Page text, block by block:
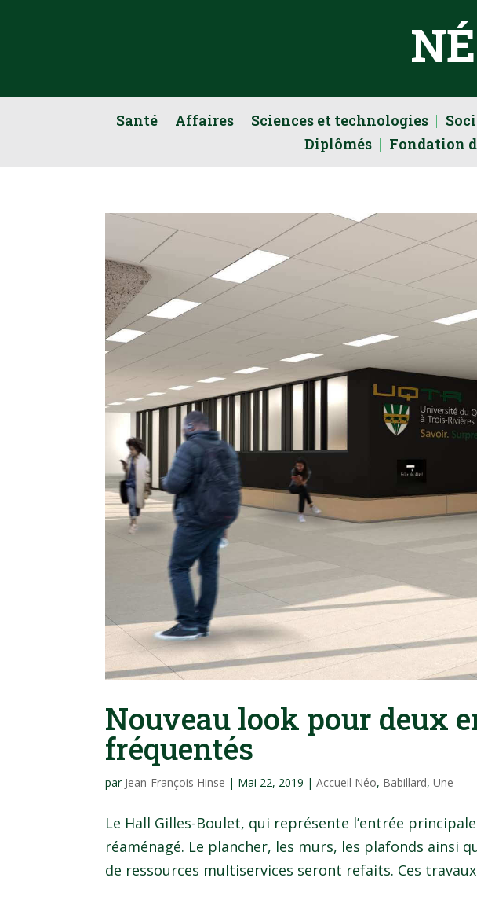
Santé Affaires Sciences et technologies
Diplômés
Fondation
Nouveau look pour deux
fréquentés
par Jean-François Hinse | Mai 22, 2019 |Accueil Néo, Babillard,Une
Le Hall Gilles-Boulet, qui représente l’entrée
réaménagé. Le plancher, les murs, les plafonds ainsi
de ressources multiservices seront refaits. Ces